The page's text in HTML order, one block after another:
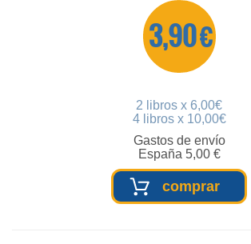
3,90 €
2 libros x 6,00€
4 libros x 10,00€
Gastos de envío
España 5,00 €
comprar